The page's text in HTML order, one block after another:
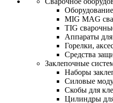
MIG MAG
TIG
Аппараты
Горелки,
Средства
Заклепочные
Наборы
Силовые
Скобы для
Цилиндры